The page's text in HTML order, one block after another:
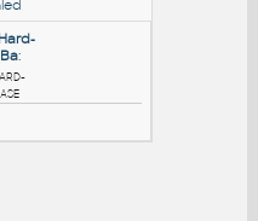
TackableAcoustical-